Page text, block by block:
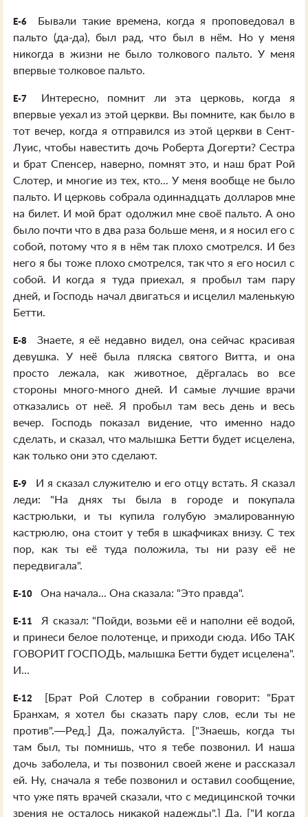
E-6
Бывали такие времена, когда я проповедовал в
пальто (да-да), был рад, что был в нём. Но у меня
никогда в жизни не было толкового пальто. У меня
впервые толковое пальто.
E-7
Интересно, помнит ли эта церковь, когда я
впервые уехал из этой церкви. Вы помните, как было в
тот вечер, когда я отправился из этой церкви в Сент-
Луис, чтобы навестить дочь Роберта Догерти? Сестра
и брат Спенсер, наверно, помнят это, и наш брат Рой
Слотер, и многие из тех, кто... У меня вообще не было
пальто. И церковь собрала одиннадцать долларов мне
на билет. И мой брат одолжил мне своё пальто. А оно
было почти что в два раза больше меня, и я носил его с
собой, потому что я в нём так плохо смотрелся. И без
него я бы тоже плохо смотрелся, так что я его носил с
собой. И когда я туда приехал, я пробыл там пару
дней, и Господь начал двигаться и исцелил маленькую
Бетти.
E-8
Знаете, я её недавно видел, она сейчас красивая
девушка. У неё была пляска святого Витта, и она
просто лежала, как животное, дёргалась во все
стороны много-много дней. И самые лучшие врачи
отказались от неё. Я пробыл там весь день и весь
вечер. Господь показал видение, что именно надо
сделать, и сказал, что малышка Бетти будет исцелена,
как только они это сделают.
E-9
И я сказал служителю и его отцу встать. Я сказал
леди: "На днях ты была в городе и покупала
кастрюльки, и ты купила голубую эмалированную
кастрюлю, она стоит у тебя в шкафчиках внизу. С тех
пор, как ты её туда положила, ты ни разу её не
передвигала".
E-10 Она начала... Она сказала: "Это правда".
E-11
Я сказал: "Пойди, возьми её и наполни её водой,
и принеси белое полотенце, и приходи сюда. Ибо ТАК
ГОВОРИТ ГОСПОДЬ, малышка Бетти будет исцелена".
И...
E-12
[Брат Рой Слотер в собрании говорит: "Брат
Бранхам, я хотел бы сказать пару слов, если ты не
против".—Ред.] Да, пожалуйста. ["Знаешь, когда ты
там был, ты помнишь, что я тебе позвонил. И наша
дочь заболела, и ты позвонил своей жене и рассказал
ей. Ну, сначала я тебе позвонил и оставил сообщение,
что уже пять врачей сказали, что с медицинской точки
зрения не осталось никакой надежды".] Да. ["И когда